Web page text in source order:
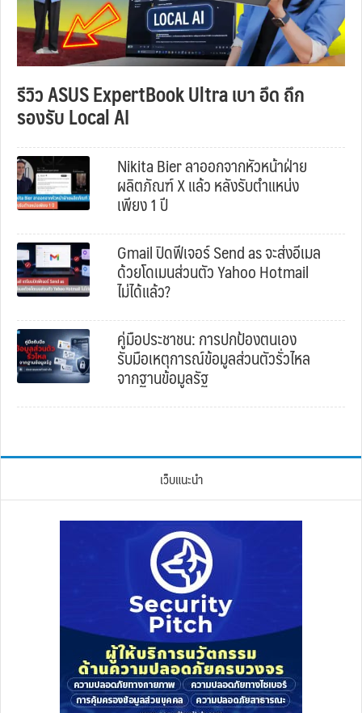
รีวิว ASUS ExpertBook Ultra เบา อึด ถึก
รองรับ Local AI
Nikita Bier ลาออกจากหัวหน้าฝ่าย
ผลิตภัณฑ์ X แล้ว หลังรับตำแหน่ง
เพียง 1 ปี
Gmail ปิดฟีเจอร์ Send as จะส่งอีเมล
ด้วยโดเมนส่วนตัว Yahoo Hotmail
ไม่ได้แล้ว?
คู่มือประชาชน: การปกป้องตนเอง
รับมือเหตุการณ์ข้อมูลส่วนตัวรั่วไหล
จากฐานข้อมูลรัฐ
เว็บแนะนำ